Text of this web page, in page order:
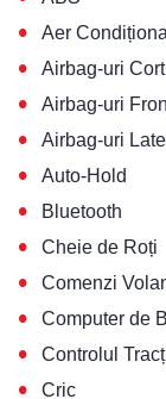
• Aer
• Airbag-uri
• Airbag-uri
• Airbag-uri
• Auto-Hold
• Bluetooth
• Cheie de Roți
• Comenzi
• Computer de
• Controlul
• Cric